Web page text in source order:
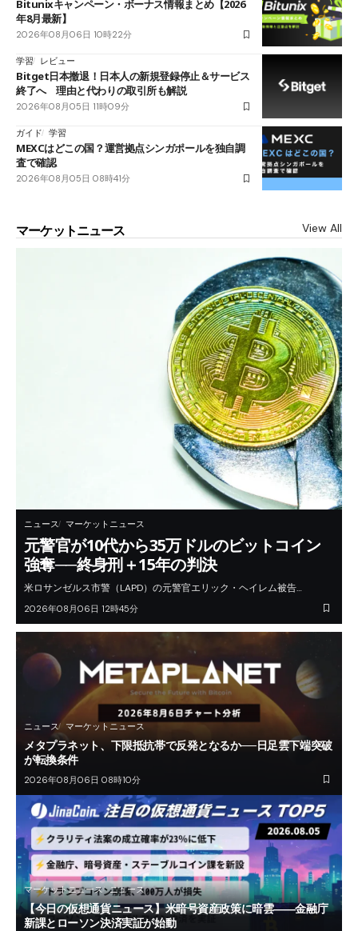
Bitunixキャンペーン・ボーナス情報まとめ【2026
年8月最新】
2026年08月06日 10時22分
学習 レビュー
Bitget日本撤退！日本人の新規登録停止＆サービス
終了へ 理由と代わりの取引所も解説
2026年08月05日 11時09分
ガイド 学習
MEXCはどこの国？運営拠点シンガポールを独自調
査で確認
2026年08月05日 08時41分
マーケットニュース View All
ニュース マーケットニュース
元警官が10代から35万ドルのビットコイン
強奪──終身刑＋15年の判決
米ロサンゼルス市警（LAPD）の元警官エリック・ヘイレム被告…
2026年08月06日 12時45分
ニュース マーケットニュース
メタプラネット、下限抵抗帯で反発となるか──日足雲下端突破
が転換条件
2026年08月06日 08時10分
マーケットニュース ニュース
【今日の仮想通貨ニュース】米暗号資産政策に暗雲――金融庁
新課とローソン決済実証が始動